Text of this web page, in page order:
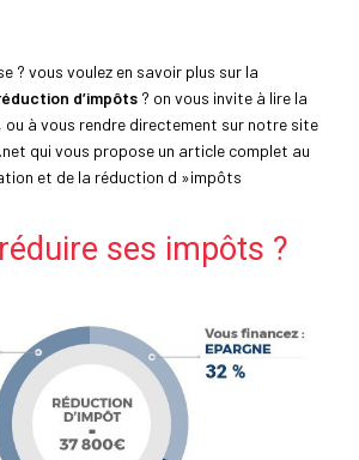
? vous voulez en savoir plus sur la
d’impôts ? on vous invite à lire la
à vous rendre directement sur notre site
qui vous propose un article complet au
et de la réduction d »impôts
ses impôts ?